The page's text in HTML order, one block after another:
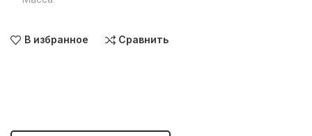
В избранное Сравнить